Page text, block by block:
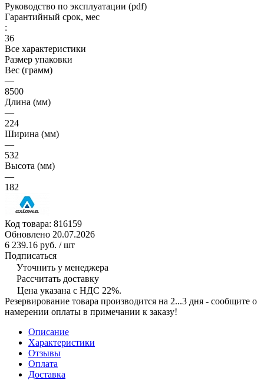
Руководство по эксплуатации (pdf)
Гарантийный срок, мес
:
36
Все характеристики
Размер упаковки
Вес (грамм)
—
8500
Длина (мм)
—
224
Ширина (мм)
—
532
Высота (мм)
—
182
Код товара: 816159
Обновлено 20.07.2026
6 239.16 руб. / шт
Подписаться
Уточнить у менеджера
Рассчитать доставку
Цена указана с НДС 22%.
Резервирование товара производится на 2...3 дня - сообщите о
намерении оплаты в примечании к заказу!
Описание
Характеристики
Отзывы
Оплата
Доставка